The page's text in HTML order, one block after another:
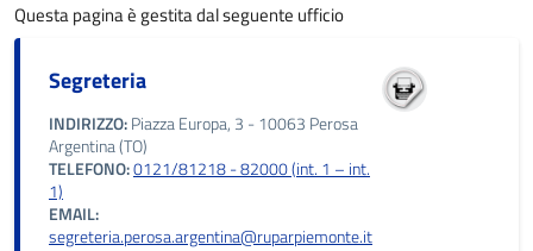
Questa pagina è gestita dal seguente ufficio
Segreteria
INDIRIZZO:Piazza Europa, 3 - 10063 Perosa
Argentina (TO)
TELEFONO:0121/81218 - 82000 (int. 1 – int.
1)
EMAIL:
segreteria.perosa.argentina@ruparpiemonte.it